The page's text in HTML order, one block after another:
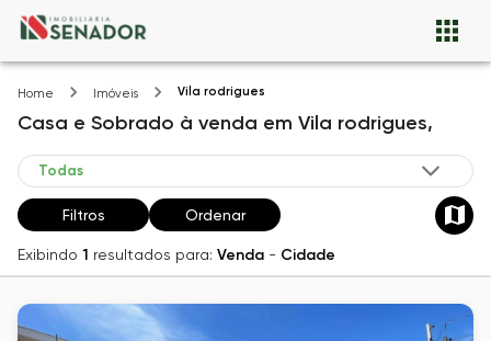
Home Imóveis Vila rodrigues
Casa e Sobrado à venda em Vila rodrigues,
Filtros Ordenar
Exibindo 1 resultados para: Venda - Cidade